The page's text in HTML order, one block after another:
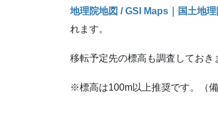
地理院地図 / GSI Maps｜国土地理
れます。
移転予定先の標高も調査しておき
※標高は100m以上推奨です。（